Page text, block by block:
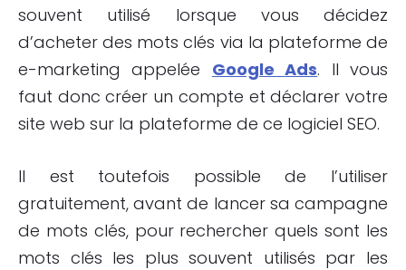
souvent utilisé lorsque vous décidez
d’acheter des mots clés via la plateforme de
e-marketing appelée GoogleAds. Il vous
faut donc créer un compte et déclarer votre
site web sur la plateforme de ce logiciel SEO.
Il est toutefois possible de l’utiliser
gratuitement, avant de lancer sa campagne
de mots clés, pour rechercher quels sont les
mots clés les plus souvent utilisés par les